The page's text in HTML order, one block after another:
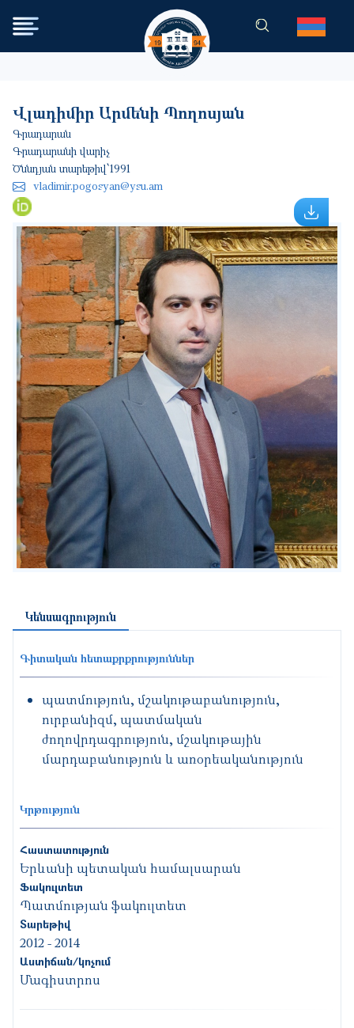
Skip to main content
Վլադիմիր Արմենի Պողոսյան
Գրադարան
Գրադարանի վարիչ
Ծննդյան տարեթիվ՝1991
vladimir.pogosyan@ysu.am
Կենսագրություն
Գիտական հետաքրքրություններ
պատմություն, մշակութաբանություն,
ուրբանիզմ, պատմական
ժողովրդագրություն, մշակութային
մարդաբանություն և առօրեականություն
Կրթություն
Հաստատություն
Երևանի պետական համալսարան
Ֆակուլտետ
Պատմության ֆակուլտետ
Տարեթիվ
2012-2014
Աստիճան/կոչում
Մագիստրոս